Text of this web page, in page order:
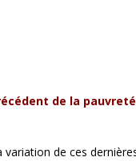
de la
de ces